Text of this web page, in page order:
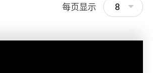
每页显示 8